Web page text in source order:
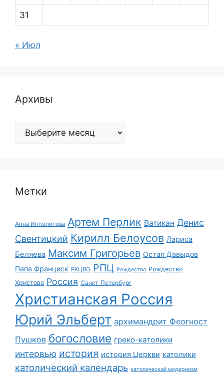
31
« Июл
Архивы
Архивы
Метки
Анна Ипполитова Артем Перлик Ватикан Денис
Свентицкий Кирилл Белоусов Лариса
Беляева Максим Григорьев Остап Давыдов
Папа Франциск РКЦВО РПЦ Рождество Рождество
Христово Россия Санкт-Петербург
Христианская Россия
Юрий Эльберт архимандрит Феогност
Пушков богословие греко-католики
интервью история история Церкви католики
католический календарь католический модернизм